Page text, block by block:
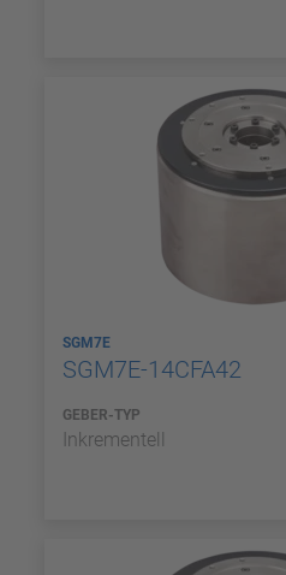
SGM7E
SGM7E-14CFA42
GEBER-TYP
Inkrementell